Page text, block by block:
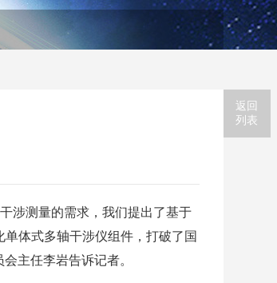
返回
列表
涉测量的需求，我们提出了基于
体式多轴干涉仪组件，打破了国
主任李岩告诉记者。